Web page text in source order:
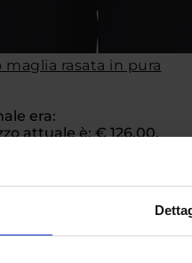
rasata in pura
era:
attuale è: € 126,00.